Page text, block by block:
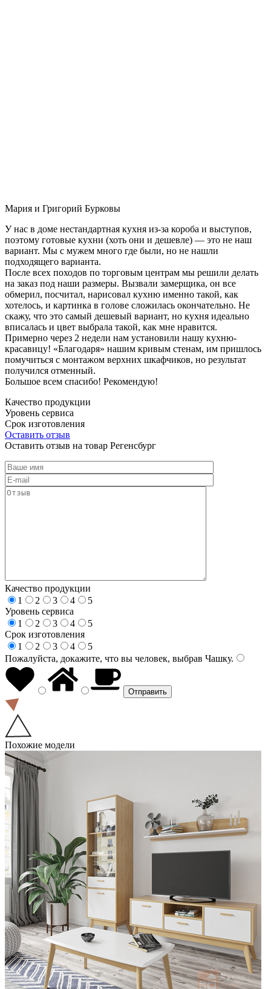
Мария и Григорий Бурковы
У нас в доме нестандартная кухня из-за короба и выступов,
поэтому готовые кухни (хоть они и дешевле) — это не наш
вариант. Мы с мужем много где были, но не нашли
подходящего варианта.
После всех походов по торговым центрам мы решили делать
на заказ под наши размеры. Вызвали замерщика, он все
обмерил, посчитал, нарисовал кухню именно такой, как
хотелось, и картинка в голове сложилась окончательно. Не
скажу, что это самый дешевый вариант, но кухня идеально
вписалась и цвет выбрала такой, как мне нравится.
Примерно через 2 недели нам установили нашу кухню-
красавицу! «Благодаря» нашим кривым стенам, им пришлось
помучиться с монтажом верхних шкафчиков, но результат
получился отменный.
Большое всем спасибо! Рекомендую!
Качество продукции
Уровень сервиса
Срок изготовления
Оставить отзыв
Оставить отзыв на товар Регенсбург
Качество продукции
1
2 3 4
5
Уровень сервиса
1
2 3 4
5
Срок изготовления
1
2 3 4
5
Пожалуйста, докажите, что вы человек, выбрав Чашку.
Похожие модели